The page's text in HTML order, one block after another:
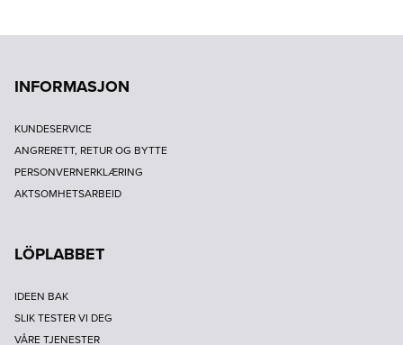
INFORMASJON
KUNDESERVICE
ANGRERETT, RETUR OG BYTTE
PERSONVERNERKLÆRING
AKTSOMHETSARBEID
LÖPLABBET
IDEEN BAK
SLIK TESTER VI DEG
VÅRE TJENESTER